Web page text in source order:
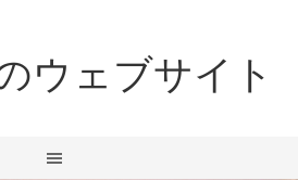
ウェブサイト